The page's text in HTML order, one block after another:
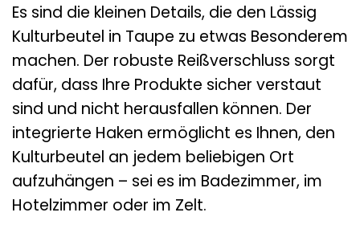
Es sind die kleinen Details, die den Lässig
Kulturbeutel in Taupe zu etwas Besonderem
machen. Der robuste Reißverschluss sorgt
dafür, dass Ihre Produkte sicher verstaut
sind und nicht herausfallen können. Der
integrierte Haken ermöglicht es Ihnen, den
Kulturbeutel an jedem beliebigen Ort
aufzuhängen – sei es im Badezimmer, im
Hotelzimmer oder im Zelt.